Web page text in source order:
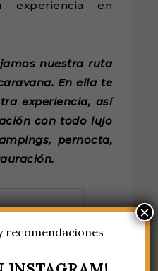
en
nuestra ruta
En ella te
experiencia, así
con todo lujo
pernocta,
recomendaciones
×